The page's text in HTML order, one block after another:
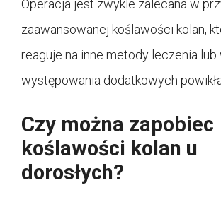
Operacja jest zwykle zalecana w
zaawansowanej koślawości kolan,
reaguje na inne metody leczenia lub
występowania dodatkowych
Czy można zapobiec
koślawości kolan u
dorosłych?